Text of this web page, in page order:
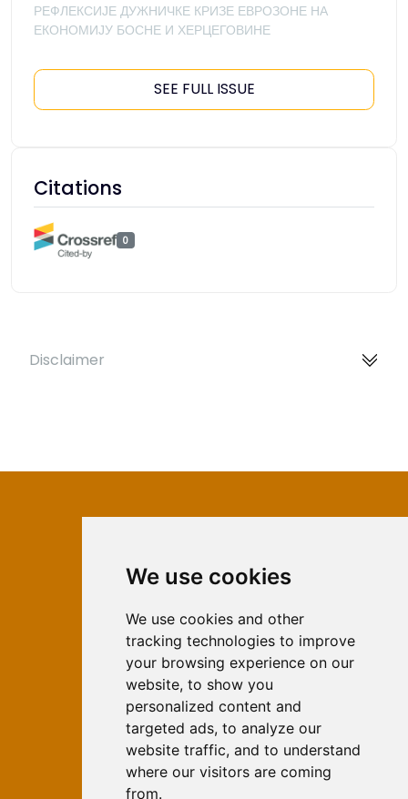
We use cookies
We use cookies and other
tracking technologies to improve
your browsing experience on our
website, to show you
personalized content and
targeted ads, to analyze our
website traffic, and to understand
where our visitors are coming
from.
РЕФЛЕКСИЈЕ ДУЖНИЧКЕ КРИЗЕ ЕВРОЗОНЕ НА
ЕКОНОМИЈУ БОСНЕ И ХЕРЦЕГОВИНЕ
SEE FULL ISSUE
Citations
0
Disclaimer
ISSN 2566-333X (Online)
ISSN 1840-2313 (Print)
Contact
Editors
News
For Authors
Impressum
Ethical Standards